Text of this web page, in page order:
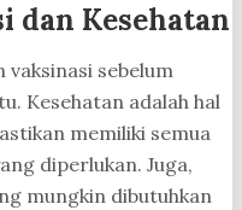
dan Kesehatan
vaksinasi sebelum
Kesehatan adalah hal
memiliki semua
diperlukan. Juga,
mungkin dibutuhkan